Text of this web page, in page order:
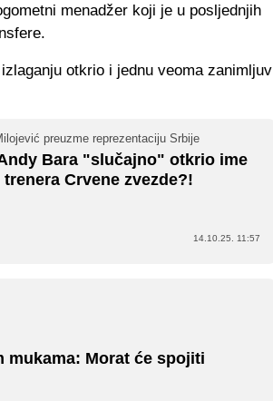
menadžer koji je u posljednjih
otkrio i jednu veoma zanimljuv
preuzme reprezentaciju Srbije
Bara "slučajno" otkrio ime
Crvene zvezde?!
14.10.25. 11:57
mukama: Morat će spojiti